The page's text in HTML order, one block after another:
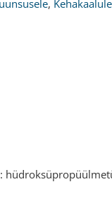
, Kehakaalule